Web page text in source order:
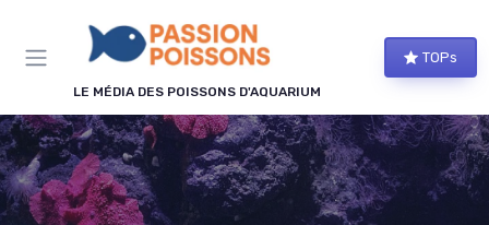
LE MÉDIA DES POISSONS D'AQUARIUM
TOPs